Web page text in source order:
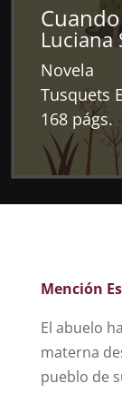
Luciana
Novela
Tusquets
168 págs.
Mención
El abuelo
materna
pueblo de